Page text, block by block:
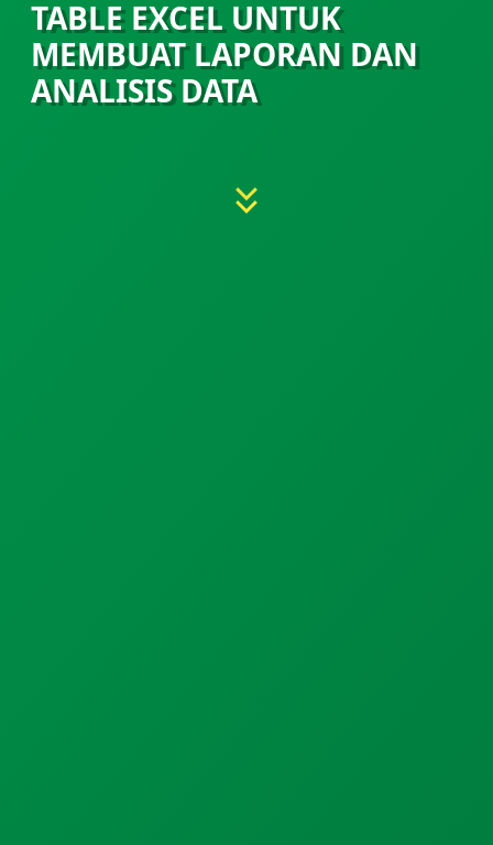
TABLE EXCEL UNTUK
MEMBUAT LAPORAN DAN
ANALISIS DATA